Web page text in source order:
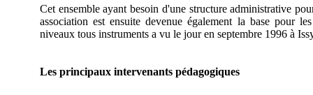
Cet ensemble ayant besoin d'une structure administrative
association est ensuite devenue également la base pour
niveaux tous instruments a vu le jour en septembre 1996 à
Les principaux intervenants pédagogiques